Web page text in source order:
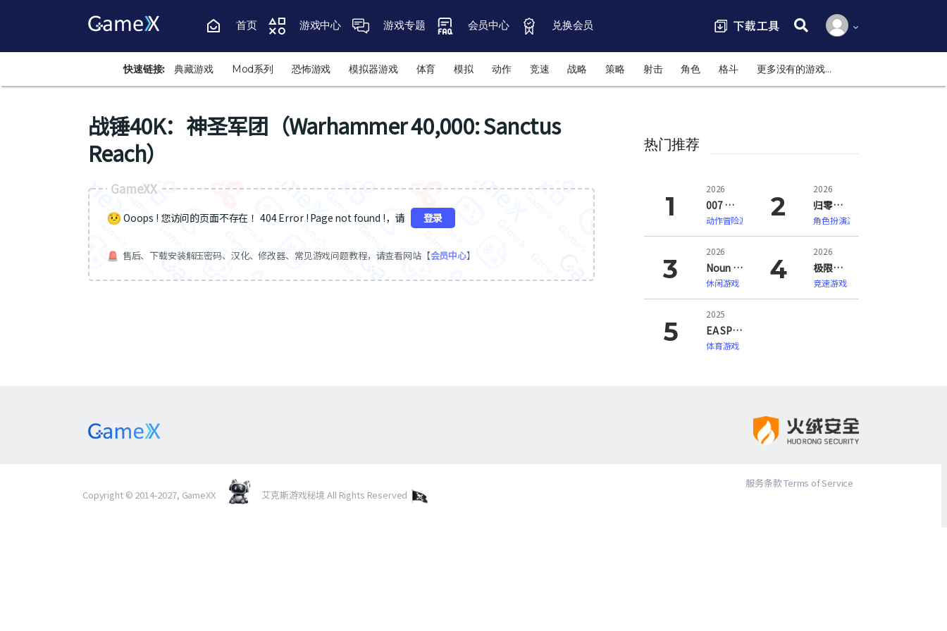
首页 游戏中心 游戏专题 会员中心 兑换会员
搜索:
快速链接: 典藏游戏 Mod系列 恐怖游戏 模拟器游戏 体育 模拟 动作 竞速 战略 策略 射击 角色 格斗 更多没有的游戏…
战锤40K：神圣军团（Warhammer 40,000: Sanctus
Reach）
GameXX
Ooops ! 您访问的页面不存在 ！404 Error ! Page not found !，请 登录
售后、下载安装解压密码、汉化、修改器、常见游戏问题教程，请查看网站【会员中心】
热门推荐
2026
007 初露锋芒（007 First Light）
动作冒险游戏
2026
归零巡礼：亡谍镇魂曲（ZERO PARADES: For Dead Spies）
角色扮演游戏
2026
Noun Town 语言学习（Noun Town Language Learning）
休闲游戏
2026
极限竞速：地平线6（Forza Horizon 6）
竞速游戏
2025
EA SPORTS FC 26
体育游戏
Copyright © 2014-2027, GameXX 艾克斯游戏秘境 All Rights Reserved
服务条款 Terms of Service